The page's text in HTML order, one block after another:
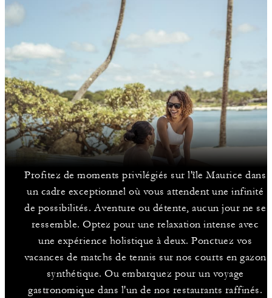
Profitez de moments privilégiés sur l'île Maurice dans
un cadre exceptionnel où vous attendent une infinité
de possibilités. Aventure ou détente, aucun jour ne se
ressemble. Optez pour une relaxation intense avec
une expérience holistique à deux. Ponctuez vos
vacances de matchs de tennis sur nos courts en gazon
synthétique. Ou embarquez pour un voyage
gastronomique dans l'un de nos restaurants raffinés.